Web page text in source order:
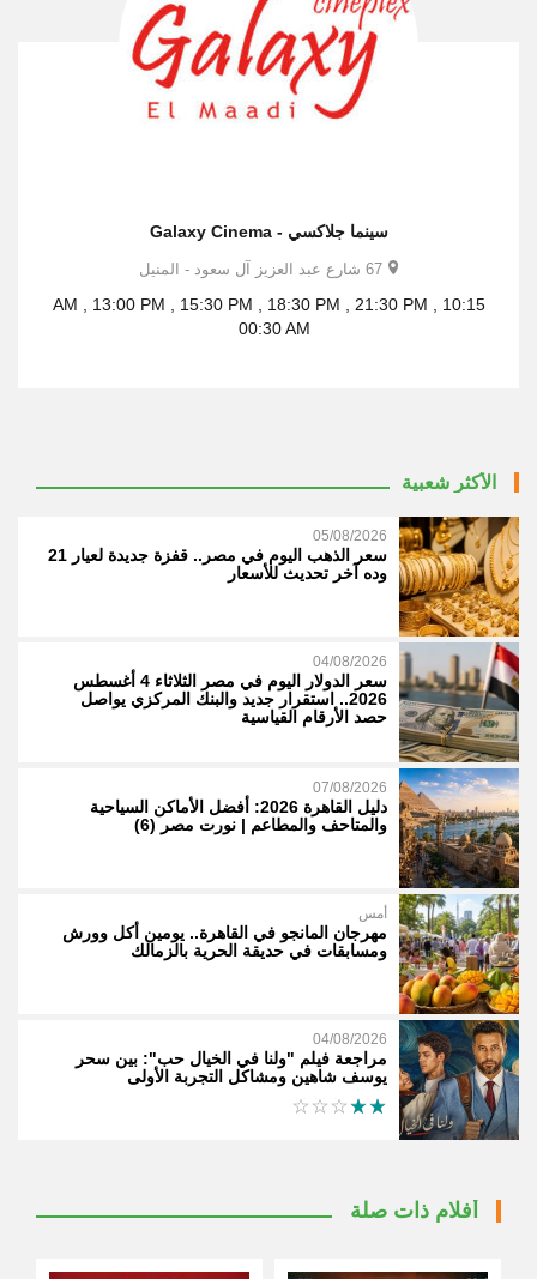
سينما جلاكسي - Galaxy Cinema
67 شارع عبد العزيز آل سعود - المنيل
10:15 AM , 13:00 PM , 15:30 PM , 18:30 PM , 21:30 PM ,
00:30 AM
الأكثر شعبية
05/08/2026
سعر الذهب اليوم في مصر.. قفزة جديدة لعيار 21
وده آخر تحديث للأسعار
04/08/2026
سعر الدولار اليوم في مصر الثلاثاء 4 أغسطس
2026.. استقرار جديد والبنك المركزي يواصل
حصد الأرقام القياسية
07/08/2026
دليل القاهرة 2026: أفضل الأماكن السياحية
والمتاحف والمطاعم | نورت مصر (6)
أمس
مهرجان المانجو في القاهرة.. يومين أكل وورش
ومسابقات في حديقة الحرية بالزمالك
04/08/2026
مراجعة فيلم "ولنا في الخيال حب": بين سحر
يوسف شاهين ومشاكل التجربة الأولى
أفلام ذات صلة